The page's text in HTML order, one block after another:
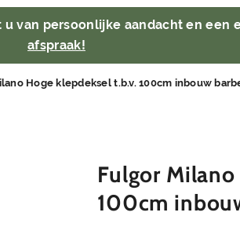
van persoonlijke aandacht en een
afspraak!
Hoge klepdeksel t.b.v. 100cm inbouw
Fulgor
100cm